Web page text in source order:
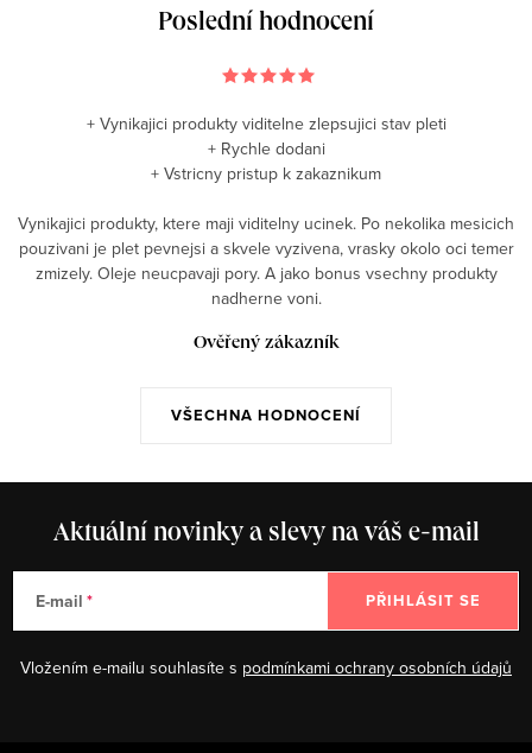
Poslední hodnocení
VŠECHNA HODNOCENÍ
+ Vynikajici produkty viditelne zlepsujici stav pleti
+ Rychle dodani
+ Vstricny pristup k zakaznikum
Vynikajici produkty, ktere maji viditelny ucinek. Po nekolika mesicich
pouzivani je plet pevnejsi a skvele vyzivena, vrasky okolo oci temer
zmizely. Oleje neucpavaji pory. A jako bonus vsechny produkty
nadherne voni.
Ověřený zákazník
Aktuální novinky a slevy na váš e-mail
E-mail
Vložením e-mailu souhlasíte s podmínkami ochrany osobních údajů
PŘIHLÁSIT SE